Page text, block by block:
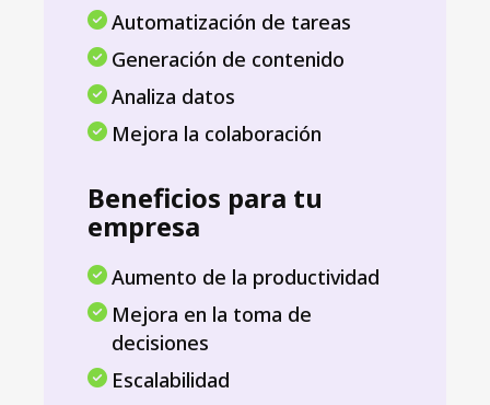
Automatización de tareas
Generación de contenido
Analiza datos
Mejora la colaboración
Beneficios para tu
empresa
Aumento de la productividad
Mejora en la toma de
decisiones
Escalabilidad